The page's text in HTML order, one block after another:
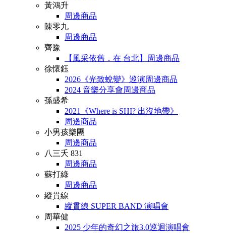
黃鴻升
周邊商品
陳零九
周邊商品
齊豫
【風采依舊．在 台北】周邊商品
徐懷鈺
2026《光致蛻變》巡演周邊商品
2024 音樂分享會周邊商品
孫盛希
2021《Where is SHI? 出沒地帶》
周邊商品
小男孩樂團
周邊商品
八三夭 831
周邊商品
蘇打綠
周邊商品
縱貫線
縱貫線 SUPER BAND 演唱會
周華健
2025 少年的奇幻之旅3.0巡迴演唱會